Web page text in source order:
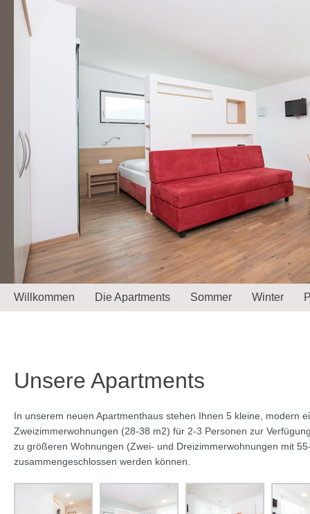
Willkommen Die Apartments Sommer Winter
Unsere Apartments
In unserem neuen Apartmenthaus stehen Ihnen 5 kleine, modern
Zweizimmerwohnungen (28-38 m2) für 2-3 Personen zur
zu größeren Wohnungen (Zwei- und Dreizimmerwohnungen mit
zusammengeschlossen werden können.